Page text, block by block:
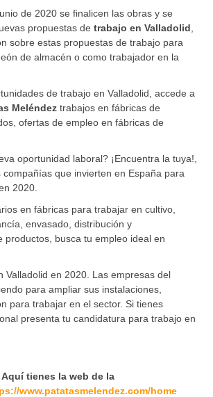
de 2020 se finalicen las obras y se
propuestas de trabajo en Valladolid
sobre estas propuestas de trabajo para
de almacén o como trabajador en la
de trabajo en Valladolid, accede a
Meléndez trabajos en fábricas de
ofertas de empleo en fábricas de
oportunidad laboral? ¡Encuentra la tuya!,
compañías que invierten en España para
2020.
en fábricas para trabajar en cultivo,
envasado, distribución y
productos, busca tu empleo ideal en
Valladolid en 2020. Las empresas del
para ampliar sus instalaciones,
para trabajar en el sector. Si tienes
presenta tu candidatura para trabajo en
Aquí tienes la web de la
www.patatasmelendez.com/home